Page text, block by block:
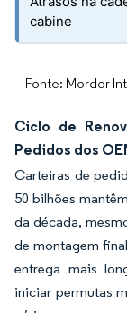
cabine
Fonte: Mordor
Ciclo de
Pedidos dos
Carteiras de
50 bilhões
da década,
de montagem
entrega mais
iniciar permutas